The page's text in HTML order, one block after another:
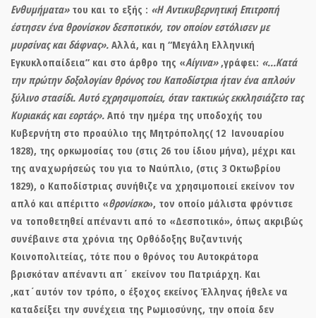
Ενθυμήματα»του και το εξής : «Η Αντικυβερνητική Επιτροπή
έστησεν ένα θρονίσκον δεσποτικόν, τον οποίον εστόλισεν με
μυρσίνας και δάφνας». Αλλά, και η “Μεγάλη Ελληνική
Εγκυκλοπαίδεια” και στο άρθρο της «Αίγινα»,γράφει: «…Κατά
την πρώτην δοξολογίαν θρόνος του Καποδίστρια ήταν ένα απλούν
ξύλινο στασίδι. Αυτό εχρησιμοποίει, όταν τακτικώς εκκλησιάζετο τας
Κυριακάς και εορτάς». Από την ημέρα της υποδοχής του
Κυβερνήτη στο προαύλιο της Μητρόπολης( 12 Ιανουαρίου
1828), της ορκωμοσίας του (στις 26 του ίδιου μήνα), μέχρι και
της αναχωρήσεώς του για το Ναύπλιο, (στις 3 Οκτωβρίου
1829), ο Καποδίστριας συνήθιζε να χρησιμοποιεί εκείνον τον
απλό και απέριττο «θρονίσκο», τον οποίο μάλιστα φρόντισε
να τοποθετηθεί απέναντι από το «Δεσποτικό», όπως ακριβώς
συνέβαινε στα χρόνια της Ορθόδοξης Βυζαντινής
Κοινοπολιτείας, τότε που ο θρόνος του Αυτοκράτορα
βρισκόταν απέναντι απ΄ εκείνον του Πατριάρχη. Και
,κατ΄αυτόν τον τρόπο, ο έξοχος εκείνος Έλληνας ήθελε να
καταδείξει την συνέχεια της Ρωμιοσύνης, την οποία δεν